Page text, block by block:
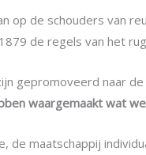
op de schouders van
de regels van het
gepromoveerd naar
waargemaakt wat
maatschappij